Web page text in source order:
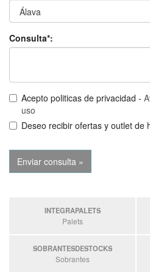
Consulta*:
Acepto politicas de privacidad -
uso
Deseo recibir ofertas y outlet de
INTEGRAPALETS
Palets
SOBRANTESDESTOCKS
Sobrantes